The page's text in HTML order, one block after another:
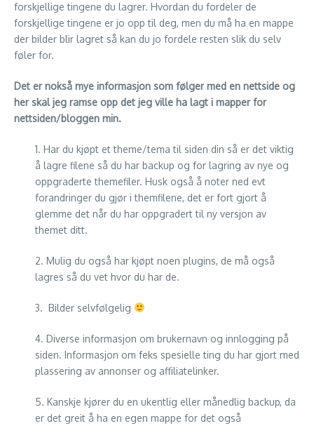
forskjellige tingene du lagrer. Hvordan du fordeler de
forskjellige tingene er jo opp til deg, men du må ha en mappe
der bilder blir lagret så kan du jo fordele resten slik du selv
føler for.
Det er nokså mye informasjon som følger med en nettside og
her skal jeg ramse opp det jeg ville ha lagt i mapper for
nettsiden/bloggen min.
1. Har du kjøpt et theme/tema til siden din så er det viktig
å lagre filene så du har backup og for lagring av nye og
oppgraderte themefiler. Husk også å noter ned evt
forandringer du gjør i themfilene, det er fort gjort å
glemme det når du har oppgradert til ny versjon av
themet ditt.
2. Mulig du også har kjøpt noen plugins, de må også
lagres så du vet hvor du har de.
3. Bilder selvfølgelig
4. Diverse informasjon om brukernavn og innlogging på
siden. Informasjon om feks spesielle ting du har gjort med
plassering av annonser og affiliatelinker.
5. Kanskje kjører du en ukentlig eller månedlig backup, da
er det greit å ha en egen mappe for det også